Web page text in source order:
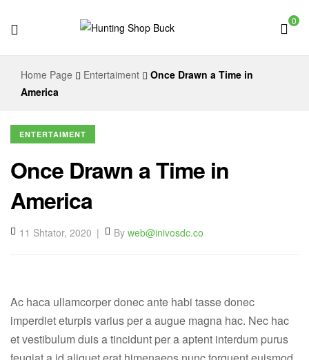
Shop
Buck
0
Home Page Entertaiment
Once Drawn a Time in
America
ENTERTAIMENT
Once Drawn a Time in
America
11 Shtator, 2020 By web@inivosdc.co
Ac haca ullamcorper donec ante habi tasse donec
imperdiet eturpis varius per a augue magna hac. Nec hac
et vestibulum duis a tincidunt per a aptent interdum purus